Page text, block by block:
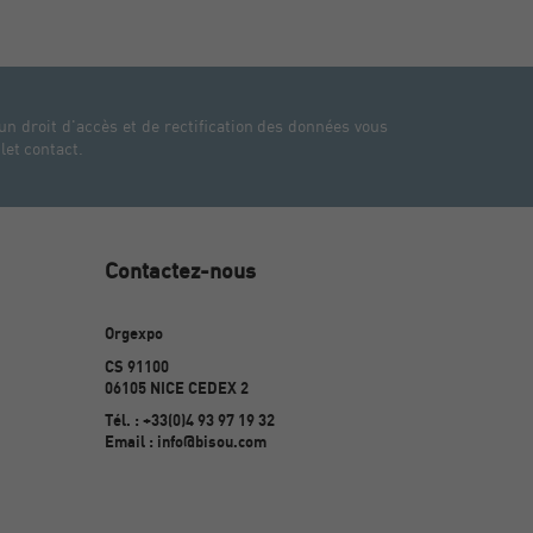
droit d'accès et de rectification des données vous
contact.
Contactez-nous
Orgexpo
CS 91100
06105 NICE CEDEX 2
Tél. : +33(0)4 93 97 19 32
Email : info@bisou.com